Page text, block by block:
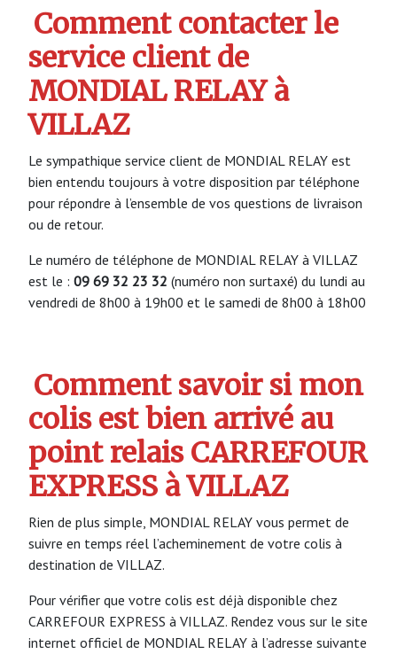
Comment contacter le
service client de
MONDIAL RELAY à
VILLAZ
Le sympathique service client de MONDIAL RELAY est
bien entendu toujours à votre disposition par téléphone
pour répondre à l’ensemble de vos questions de livraison
ou de retour.
Le numéro de téléphone de MONDIAL RELAY à VILLAZ
est le : 09 69 32 23 32 (numéro non surtaxé) du lundi au
vendredi de 8h00 à 19h00 et le samedi de 8h00 à 18h00
Comment savoir si mon
colis est bien arrivé au
point relais CARREFOUR
EXPRESS à VILLAZ
Rien de plus simple, MONDIAL RELAY vous permet de
suivre en temps réel l’acheminement de votre colis à
destination de VILLAZ.
Pour vérifier que votre colis est déjà disponible chez
CARREFOUR EXPRESS à VILLAZ. Rendez vous sur le site
internet officiel de MONDIAL RELAY à l’adresse suivante